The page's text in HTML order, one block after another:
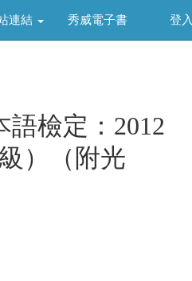
連結 秀威電子書 登入
語檢定：2012
）（附光